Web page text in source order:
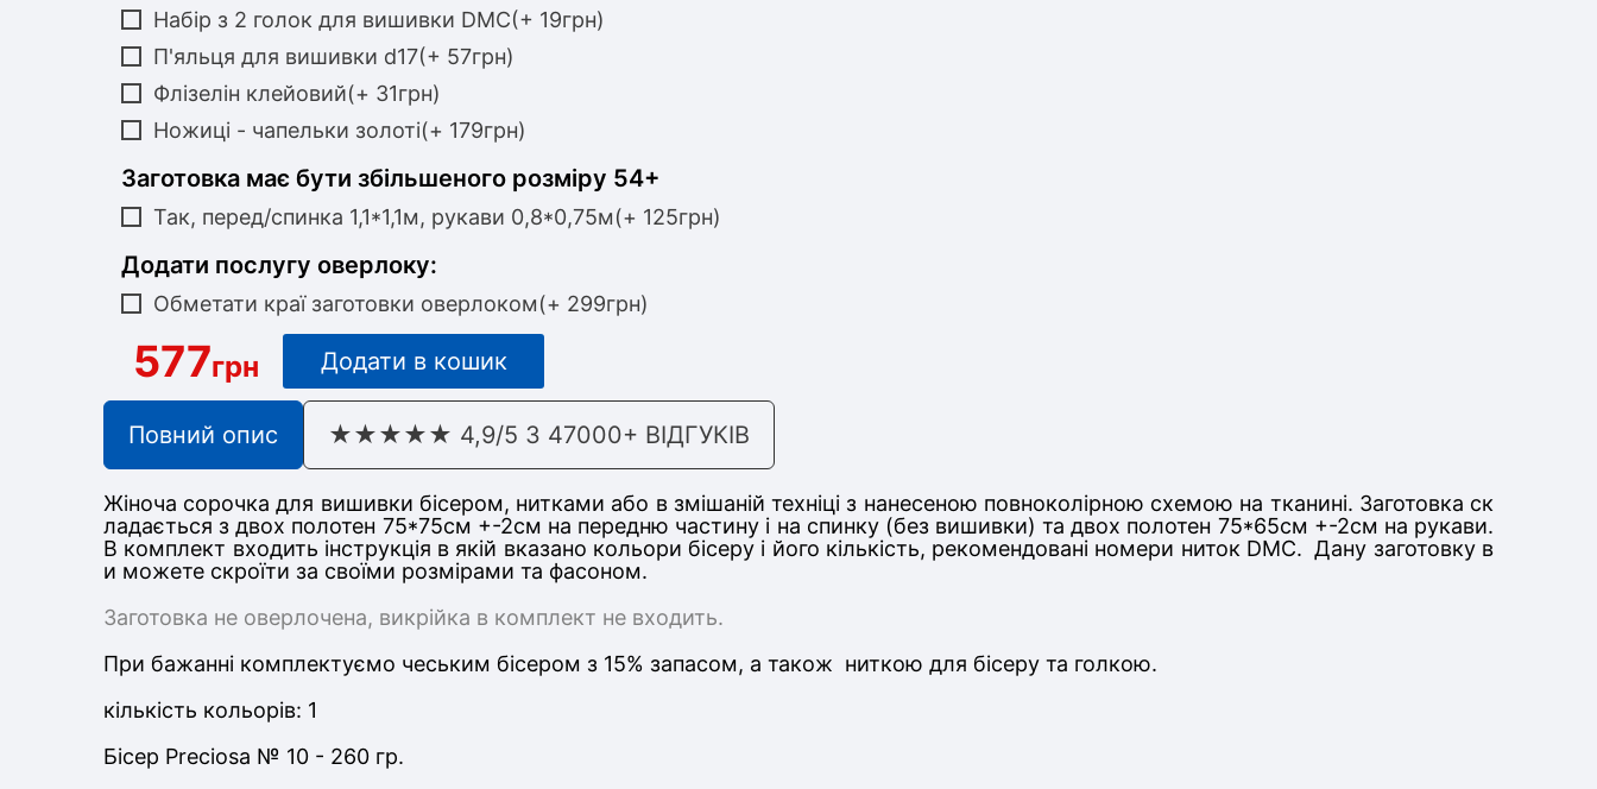
Набір з 2 голок для вишивки DMC(+ 19грн)
П'яльця для вишивки d17(+ 57грн)
Флізелін клейовий(+ 31грн)
Ножиці - чапельки золоті(+ 179грн)
Заготовка має бути збільшеного розміру 54+
Так, перед/спинка 1,1*1,1м, рукави 0,8*0,75м(+ 125грн)
Додати послугу оверлоку:
Обметати краї заготовки оверлоком(+ 299грн)
577грн Додати в кошик
Повний опис ★★★★★ 4,9/5 З 47000+ ВІДГУКІВ
Жіноча сорочка для вишивки бісером, нитками або в змішаній техніці з нанесеною повноколірною схемою на тканині. Заготовка ск
ладається з двох полотен 75*75см +-2см на передню частину і на спинку (без вишивки) та двох полотен 75*65см +-2см на рукави.
В комплект входить інструкція в якій вказано кольори бісеру і його кількість, рекомендовані номери ниток DMC. Дану заготовку в
и можете скроїти за своїми розмірами та фасоном.
Заготовка не оверлочена, викрійка в комплект не входить.
При бажанні комплектуємо чеським бісером з 15% запасом, а також ниткою для бісеру та голкою.
кількість кольорів: 1
Бісер Preciosa № 10 - 260 гр.